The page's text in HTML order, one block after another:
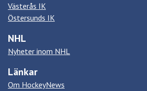
Västerås IK
Östersunds IK
NHL
Nyheter inom NHL
Länkar
Om HockeyNews